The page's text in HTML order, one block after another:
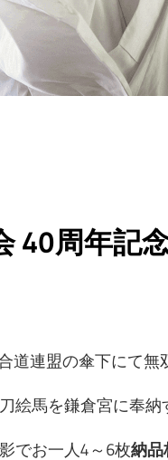
40周年記
道連盟の傘下にて無
絵馬を鎌倉宮に奉
でお一人4～6枚納品